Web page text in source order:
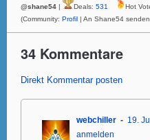
@shane54 | Deals: 531 Hot
(Community: Profil | An Shane54
34 Kommentare
Direkt Kommentar posten
webchiller 19.
anmelden